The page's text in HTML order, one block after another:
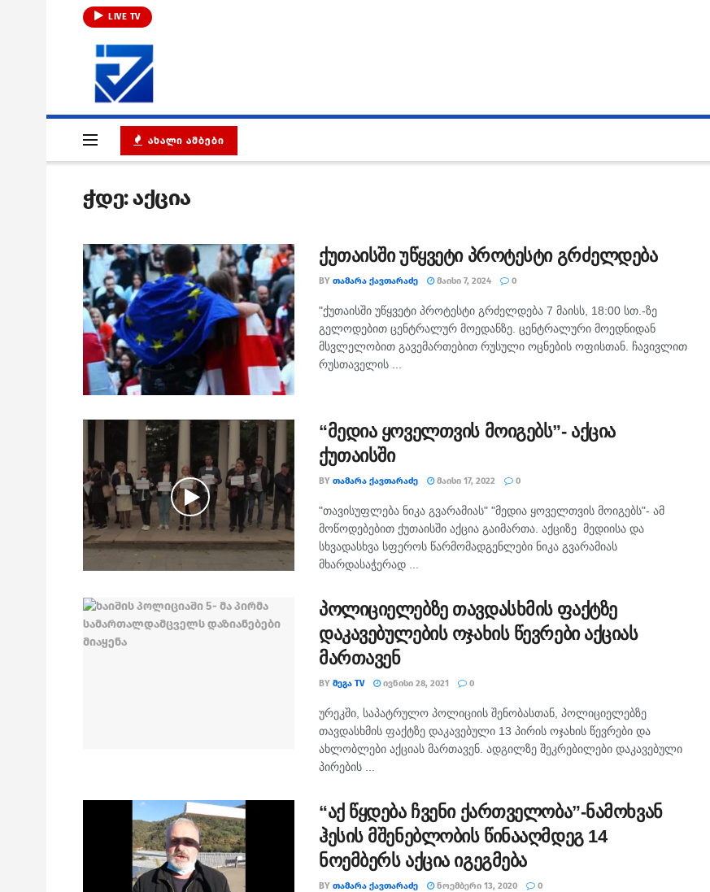
LIVE TV
ᲐᲮᲐᲚᲘ ᲐᲛᲑᲔᲑᲘ
ჭდე:აქცია
ქუთაისში უწყვეტი პროტესტი გრძელდება
BY ᲗᲐᲛᲐᲠᲐ ᲥᲐᲕᲗᲐᲠᲐᲫᲔ ᲛᲐᲘᲡᲘ 7, 2024 0
"ქუთაისში უწყვეტი პროტესტი გრძელდება 7 მაისს, 18:00 სთ.-ზე
გელოდებით ცენტრალურ მოედანზე. ცენტრალური მოედნიდან
მსვლელობით გავემართებით რუსული ოცნების ოფისთან. ჩავივლით
რუსთაველის ...
“მედია ყოველთვის მოიგებს”- აქცია
ქუთაისში
BY ᲗᲐᲛᲐᲠᲐ ᲥᲐᲕᲗᲐᲠᲐᲫᲔ ᲛᲐᲘᲡᲘ 17, 2022 0
"თავისუფლება ნიკა გვარამიას" "მედია ყოველთვის მოიგებს"- ამ
მოწოდებებით ქუთაისში აქცია გაიმართა. აქციზე მედიისა და
სხვადასხვა სფეროს წარმომადგენლები ნიკა გვარამიას
მხარდასაჭერად ...
პოლიციელებზე თავდასხმის ფაქტზე
დაკავებულების ოჯახის წევრები აქციას
მართავენ
BY ᲛᲔᲒᲐ TV ᲘᲕᲜᲘᲡᲘ 28, 2021 0
ურეკში, საპატრულო პოლიციის შენობასთან, პოლიციელებზე
თავდასხმის ფაქტზე დაკავებული 13 პირის ოჯახის წევრები და
ახლობლები აქციას მართავენ. ადგილზე შეკრებილები დაკავებული
პირების ...
“აქ წყდება ჩვენი ქართველობა”-ნამოხვან
ჰესის მშენებლობის წინააღმდეგ 14
ნოემბერს აქცია იგეგმება
BY ᲗᲐᲛᲐᲠᲐ ᲥᲐᲕᲗᲐᲠᲐᲫᲔ ᲜᲝᲔᲛᲑᲔᲠᲘ 13, 2020 0